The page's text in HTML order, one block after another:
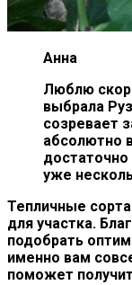
Анна
Люблю
выбрала
созревает
абсолютно
уже
Тепличные
для участка.
подобрать
именно вам
поможет